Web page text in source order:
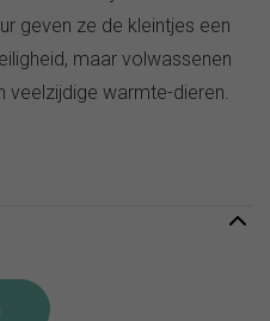
geven ze de kleintjes een
maar volwassenen
veelzijdige warmte-dieren.